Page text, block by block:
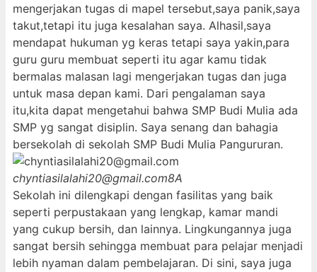
mengerjakan tugas di mapel tersebut,saya panik,saya
takut,tetapi itu juga kesalahan saya. Alhasil,saya
mendapat hukuman yg keras tetapi saya yakin,para
guru guru membuat seperti itu agar kamu tidak
bermalas malasan lagi mengerjakan tugas dan juga
untuk masa depan kami. Dari pengalaman saya
itu,kita dapat mengetahui bahwa SMP Budi Mulia ada
SMP yg sangat disiplin. Saya senang dan bahagia
bersekolah di sekolah SMP Budi Mulia Pangururan.
chyntiasilalahi20@gmail.com8A
Sekolah ini dilengkapi dengan fasilitas yang baik
seperti perpustakaan yang lengkap, kamar mandi
yang cukup bersih, dan lainnya. Lingkungannya juga
sangat bersih sehingga membuat para pelajar menjadi
lebih nyaman dalam pembelajaran. Di sini, saya juga